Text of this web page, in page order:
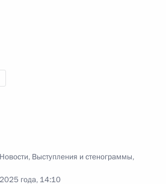
Новости, Выступления и стенограммы,
года, 14:10